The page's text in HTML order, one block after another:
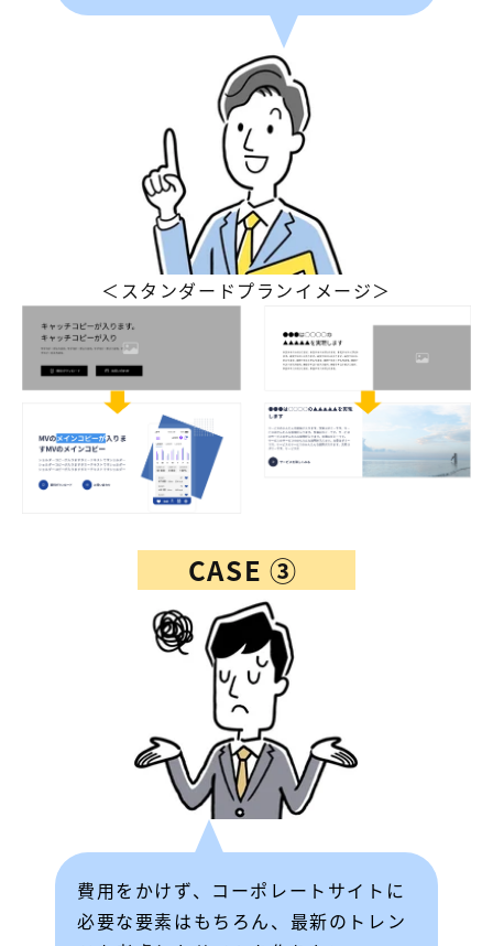
＜スタンダードプランイメージ＞
CASE ③
費用をかけず、コーポレートサイトに
必要な要素はもちろん、最新のトレン